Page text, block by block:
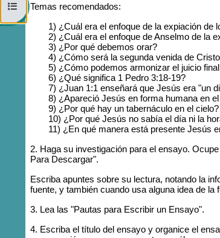
Open course index
Temas recomendados:
1) ¿Cuál era el enfoque de la expiación
2) ¿Cuál era el enfoque de Anselmo de la
3) ¿Por qué debemos orar?
4) ¿Cómo será la segunda venida de
5) ¿Cómo podemos armonizar el juicio
6) ¿Qué significa 1 Pedro 3:18-19?
7) ¿Juan 1:1 enseñará que Jesús era "un
8) ¿Apareció Jesús en forma humana en
9) ¿Por qué hay un tabernáculo en el cielo?
10) ¿Por qué Jesús no sabía el día ni la
11) ¿En qué manera está presente Jesús
2. Haga su investigación para el ensayo.
Para Descargar".
Escriba apuntes sobre su lectura, notando la
fuente, y también cuando usa alguna idea de la
3. Lea las "Pautas para Escribir un Ensayo".
4. Escriba el título del ensayo y organice el